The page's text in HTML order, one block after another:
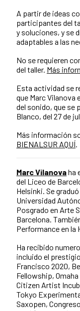
A partir de ideas
participantes del
y soluciones, y se
adaptables a las
No se requieren
del taller. Más
Esta actividad se
que Marc Vilanova
del sonido, que se
Blanco, del 27 de
Más información
BIENALSUR AQUÍ
Marc Vilanovaha
del Liceo de
Helsinki. Se
Universidad
Posgrado en Arte
Barcelona.
Performance en la
Ha recibido
incluido el
Francisco 2020,
Fellowship, Omaha
Citizen Artist
Tokyo
Saxopen,